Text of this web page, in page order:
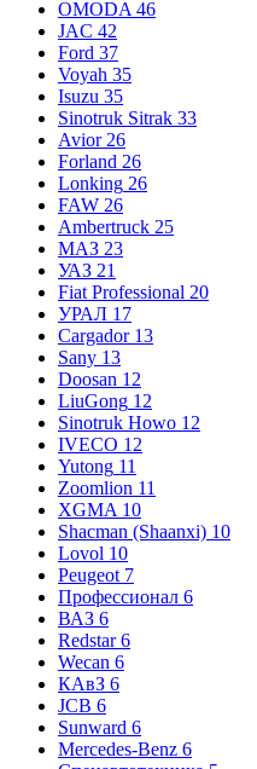
OMODA 46
JAC 42
Ford 37
Voyah 35
Isuzu 35
Sinotruk Sitrak 33
Avior 26
Forland 26
Lonking 26
FAW 26
Ambertruck 25
МАЗ 23
УАЗ 21
Fiat Professional 20
УРАЛ 17
Cargador 13
Sany 13
Doosan 12
LiuGong 12
Sinotruk Howo 12
IVECO 12
Yutong 11
Zoomlion 11
XGMA 10
Shacman (Shaanxi) 10
Lovol 10
Peugeot 7
Профессионал 6
ВАЗ 6
Redstar 6
Wecan 6
КАвЗ 6
JCB 6
Sunward 6
Mercedes-Benz 6